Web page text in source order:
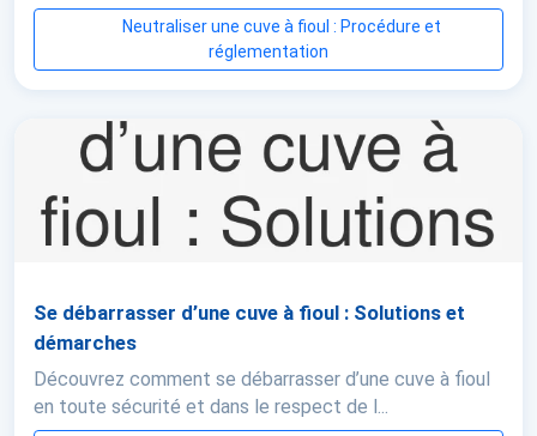
Neutraliser une cuve à fioul : Procédure et
réglementation
Se débarrasser d’une cuve à fioul : Solutions et
démarches
Découvrez comment se débarrasser d’une cuve à fioul
en toute sécurité et dans le respect de l...